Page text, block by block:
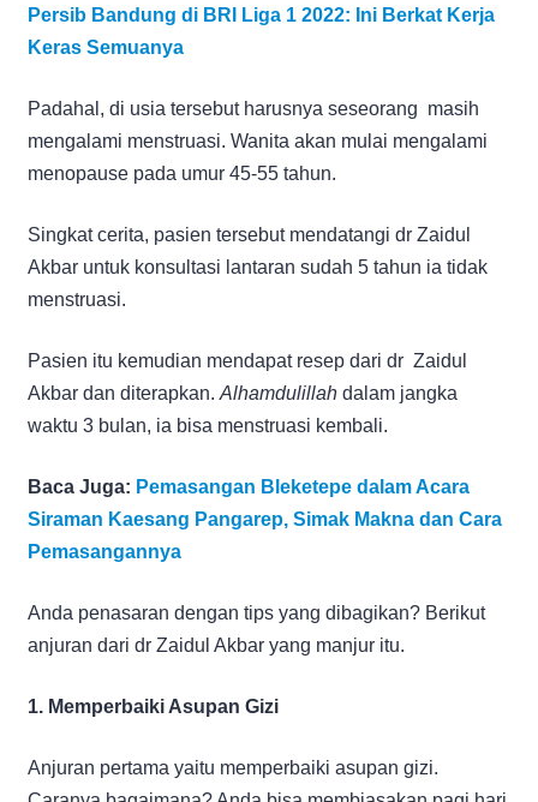
Persib Bandung di BRI Liga 1 2022: Ini Berkat Kerja
Keras Semuanya
Padahal, di usia tersebut harusnya seseorang masih
mengalami menstruasi. Wanita akan mulai mengalami
menopause pada umur 45-55 tahun.
Singkat cerita, pasien tersebut mendatangi dr Zaidul
Akbar untuk konsultasi lantaran sudah 5 tahun ia tidak
menstruasi.
Pasien itu kemudian mendapat resep dari dr Zaidul
Akbar dan diterapkan. Alhamdulillah dalam jangka
waktu 3 bulan, ia bisa menstruasi kembali.
Baca Juga: Pemasangan Bleketepe dalam Acara
Siraman Kaesang Pangarep, Simak Makna dan Cara
Pemasangannya
Anda penasaran dengan tips yang dibagikan? Berikut
anjuran dari dr Zaidul Akbar yang manjur itu.
1. Memperbaiki Asupan Gizi
Anjuran pertama yaitu memperbaiki asupan gizi.